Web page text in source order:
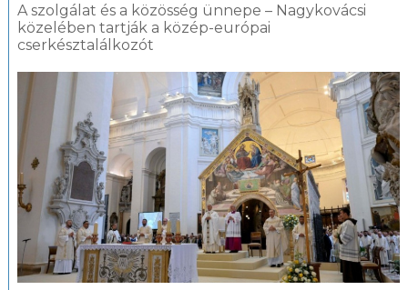
A szolgálat és a közösség ünnepe – Nagykovácsi
közelében tartják a közép-európai
cserkésztalálkozót